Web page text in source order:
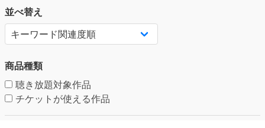
並べ替え
商品種類
聴き放題対象作品
チケットが使える作品